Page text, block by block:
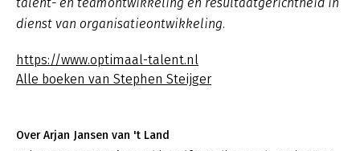
dienst van organisatieontwikkeling.
https://www.optimaal-talent.nl
Alle boeken van Stephen Steijger
Over Arjan Jansen van 't Land